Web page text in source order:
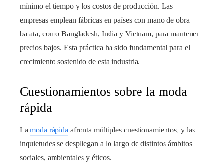
mínimo el tiempo y los costos de producción. Las
empresas emplean fábricas en países con mano de obra
barata, como Bangladesh, India y Vietnam, para mantener
precios bajos. Esta práctica ha sido fundamental para el
crecimiento sostenido de esta industria.
Cuestionamientos sobre la moda
rápida
La moda rápida afronta múltiples cuestionamientos, y las
inquietudes se despliegan a lo largo de distintos ámbitos
sociales, ambientales y éticos.